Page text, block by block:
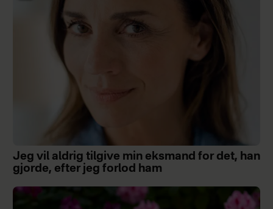
Jeg vil aldrig tilgive min eksmand for det, han
gjorde, efter jeg forlod ham